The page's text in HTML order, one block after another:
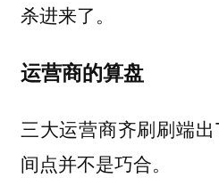
杀进来了。
运营商的算盘
三大运营商齐刷刷端
间点并不是巧合。